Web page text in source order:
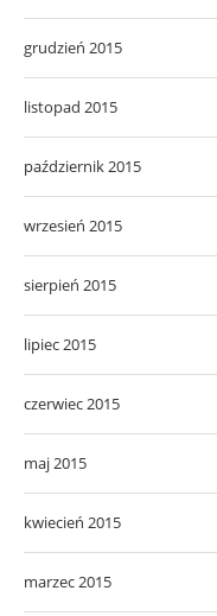
grudzień 2015
listopad 2015
październik 2015
wrzesień 2015
sierpień 2015
lipiec 2015
czerwiec 2015
maj 2015
kwiecień 2015
marzec 2015